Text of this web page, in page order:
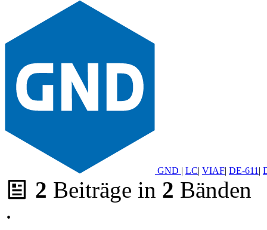
GND | LC| VIAF| DE-611 |
2 Beiträge in 2 Bänden
·